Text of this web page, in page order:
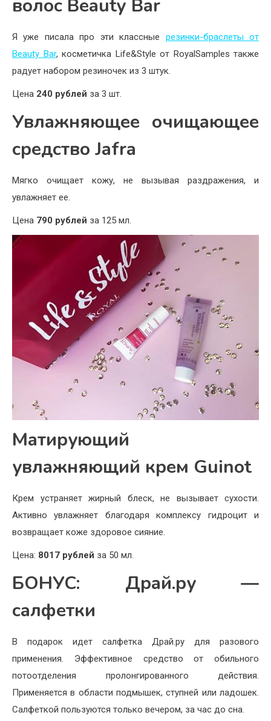
волос Beauty Bar
Я уже писала про эти классные резинки-браслеты от
Beauty Bar, косметичка Life&Style от RoyalSamples также
радует набором резиночек из 3 штук.
Цена 240 рублей за 3 шт.
Увлажняющее очищающее
средство Jafra
Мягко очищает кожу, не вызывая раздражения, и
увлажняет ее.
Цена 790 рублей за 125 мл.
Матирующий
увлажняющий крем Guinot
Крем устраняет жирный блеск, не вызывает сухости.
Активно увлажняет благодаря комплексу гидроцит и
возвращает коже здоровое сияние.
Цена: 8017 рублей за 50 мл.
БОНУС: Драй.ру —
салфетки
В подарок идет салфетка Драй.ру для разового
применения. Эффективное средство от обильного
потоотделения пролонгированного действия.
Применяется в области подмышек, ступней или ладошек.
Салфеткой пользуются только вечером, за час до сна.